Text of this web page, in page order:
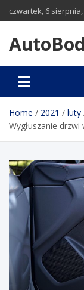
to
czwartek, 6 sierpnia,
Home 2021
luty
Wygłuszanie